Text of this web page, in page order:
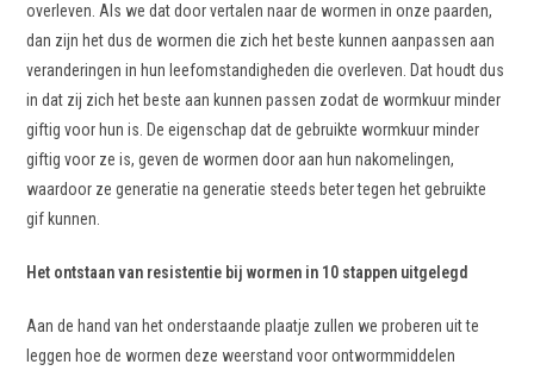
overleven. Als we dat door vertalen naar de wormen in onze paarden,
dan zijn het dus de wormen die zich het beste kunnen aanpassen aan
veranderingen in hun leefomstandigheden die overleven. Dat houdt dus
in dat zij zich het beste aan kunnen passen zodat de wormkuur minder
giftig voor hun is. De eigenschap dat de gebruikte wormkuur minder
giftig voor ze is, geven de wormen door aan hun nakomelingen,
waardoor ze generatie na generatie steeds beter tegen het gebruikte
gif kunnen.
Het ontstaan van resistentie bij wormen in 10 stappen uitgelegd
Aan de hand van het onderstaande plaatje zullen we proberen uit te
leggen hoe de wormen deze weerstand voor ontwormmiddelen